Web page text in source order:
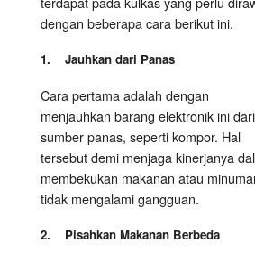
dengan beberapa cara berikut ini.
1. Jauhkan dari Panas
Cara pertama adalah dengan
menjauhkan barang elektronik ini dari
sumber panas, seperti kompor. Hal
tersebut demi menjaga kinerjanya
membekukan makanan atau
tidak mengalami gangguan.
2. Pisahkan Makanan Berbeda